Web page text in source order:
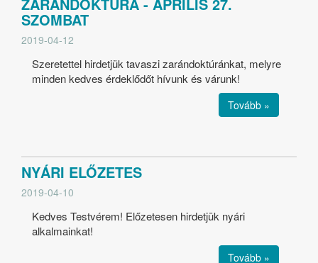
SZOMBAT
2019-04-12
Szeretettel hirdetjük tavaszi zarándoktúránkat, melyre
minden kedves érdeklődőt hívunk és várunk!
Tovább »
NYÁRI ELŐZETES
2019-04-10
Kedves Testvérem! Előzetesen hirdetjük nyári
alkalmainkat!
Tovább »